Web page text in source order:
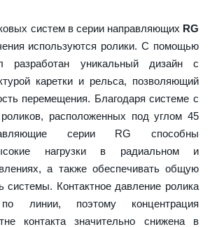
систем в серии направляющих RG
используются ролики. С помощью
разработан уникальный дизайн с
каретки и рельса, позволяющий
перемещения. Благодаря системе с
расположенных под углом 45
серии RG способны
нагрузки в радиальном и
а также обеспечивать общую
системы. Контактное давление ролика
по линии, поэтому концентрация
контакта значительно снижена в